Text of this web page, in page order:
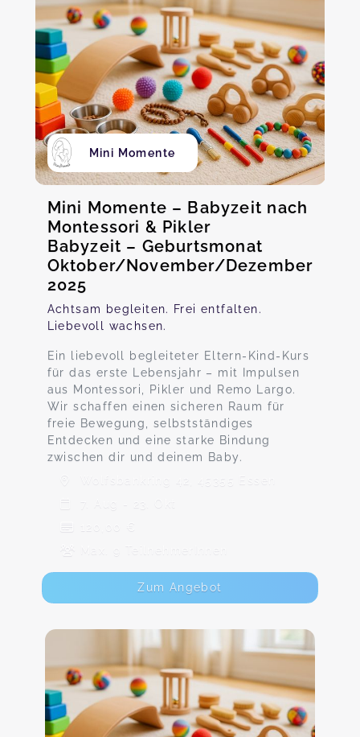
Mini Momente
Mini Momente – Babyzeit nach
Montessori & Pikler
Babyzeit – Geburtsmonat
Oktober/November/Dezember
2025
Achtsam begleiten. Frei entfalten.
Liebevoll wachsen.
Ein liebevoll begleiteter Eltern-Kind-Kurs
für das erste Lebensjahr – mit Impulsen
aus Montessori, Pikler und Remo Largo.
Wir schaffen einen sicheren Raum für
freie Bewegung, selbstständiges
Entdecken und eine starke Bindung
zwischen dir und deinem Baby.
Wolfsbankring 42, 45355 Essen
7. Aug - 23. Okt
120,00 €
Max. 9 TeilnehmerInnen
Zum Angebot